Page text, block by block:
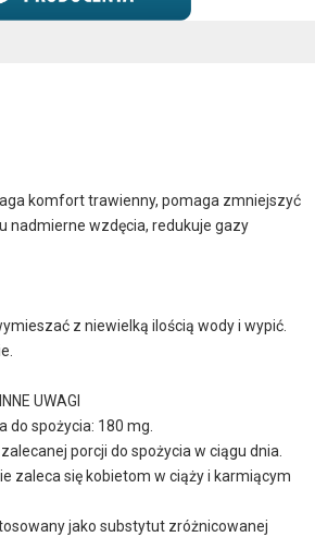
komfort trawienny, pomaga zmniejszyć
nadmierne wzdęcia, redukuje gazy
z niewielką ilością wody i wypić.
UWAGI
do spożycia: 180 mg.
porcji do spożycia w ciągu dnia.
zaleca się kobietom w ciąży i karmiącym
jako substytut zróżnicowanej